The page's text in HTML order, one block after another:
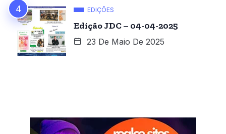
EDIÇÕES
Edição JDC – 04-04-2025
23 De Maio De 2025